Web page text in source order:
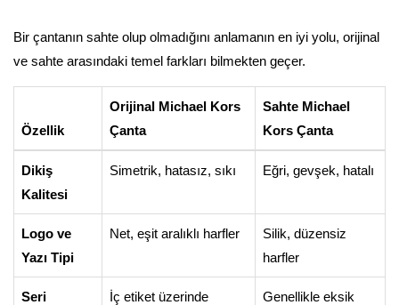
Bir çantanın sahte olup olmadığını anlamanın en iyi yolu, orijinal
ve sahte arasındaki temel farkları bilmekten geçer.
Özellik
Orijinal Michael Kors
Çanta
Sahte Michael
Kors Çanta
Dikiş
Kalitesi
Simetrik, hatasız, sıkı Eğri, gevşek, hatalı
Logo ve
Yazı Tipi
Net, eşit aralıklı harfler
Silik, düzensiz
harfler
Seri
İç etiket üzerinde
Genellikle eksik